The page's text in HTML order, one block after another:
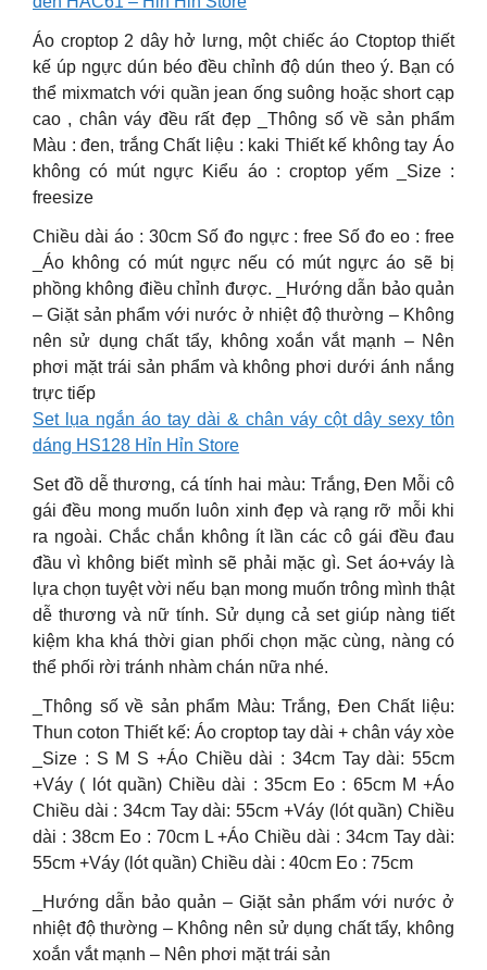
Áo croptop 2 dây hở lưng, một chiếc áo Ctoptop thiết
kế úp ngực dún béo đều chỉnh độ dún theo ý. Bạn có
thể mixmatch với quần jean ống suông hoặc short cạp
cao , chân váy đều rất đẹp _Thông số về sản phẩm
Màu : đen, trắng Chất liệu : kaki Thiết kế không tay Áo
không có mút ngực Kiểu áo : croptop yếm _Size :
freesize
Chiều dài áo : 30cm Số đo ngực : free Số đo eo : free
_Áo không có mút ngực nếu có mút ngực áo sẽ bị
phồng không điều chỉnh được. _Hướng dẫn bảo quản
– Giặt sản phẩm với nước ở nhiệt độ thường – Không
nên sử dụng chất tẩy, không xoắn vắt mạnh – Nên
phơi mặt trái sản phẩm và không phơi dưới ánh nắng
trực tiếp
Set lụa ngắn áo tay dài & chân váy cột dây sexy tôn
dáng HS128 Hỉn Hỉn Store
Set đồ dễ thương, cá tính hai màu: Trắng, Đen Mỗi cô
gái đều mong muốn luôn xinh đẹp và rạng rỡ mỗi khi
ra ngoài. Chắc chắn không ít lần các cô gái đều đau
đầu vì không biết mình sẽ phải mặc gì. Set áo+váy là
lựa chọn tuyệt vời nếu bạn mong muốn trông mình thật
dễ thương và nữ tính. Sử dụng cả set giúp nàng tiết
kiệm kha khá thời gian phối chọn mặc cùng, nàng có
thể phối rời tránh nhàm chán nữa nhé.
_Thông số về sản phẩm Màu: Trắng, Đen Chất liệu:
Thun coton Thiết kế: Áo croptop tay dài + chân váy xòe
_Size : S M S +Áo Chiều dài : 34cm Tay dài: 55cm
+Váy ( lót quần) Chiều dài : 35cm Eo : 65cm M +Áo
Chiều dài : 34cm Tay dài: 55cm +Váy (lót quần) Chiều
dài : 38cm Eo : 70cm L +Áo Chiều dài : 34cm Tay dài:
55cm +Váy (lót quần) Chiều dài : 40cm Eo : 75cm
_Hướng dẫn bảo quản – Giặt sản phẩm với nước ở
nhiệt độ thường – Không nên sử dụng chất tẩy, không
xoắn vắt mạnh – Nên phơi mặt trái sản